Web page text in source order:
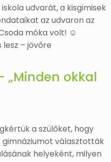
udvarát, a kisgimisek
az udvaron az
móka volt! ☺
– jövőre
„Minden okkal
a szülőket, hogy
gimnáziumot választották
helyeként, milyen